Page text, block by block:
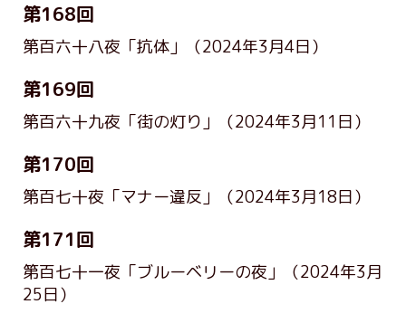
第168回
第百六十八夜「抗体」 （2024年3月4日）
第169回
第百六十九夜「街の灯り」 （2024年3月11日）
第170回
第百七十夜「マナー違反」 （2024年3月18日）
第171回
第百七十一夜「ブルーベリーの夜」
（2024年3月
25日）